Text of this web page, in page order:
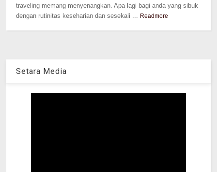
traveling memang menyenangkan. Apa lagi bagi anda yang sibuk
dengan rutinitas keseharian dan sesekali ... Readmore
Setara Media